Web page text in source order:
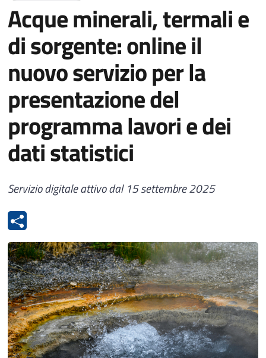
Acque minerali, termali e
di sorgente: online il
nuovo servizio per la
presentazione del
programma lavori e dei
dati statistici
Servizio digitale attivo dal 15 settembre 2025